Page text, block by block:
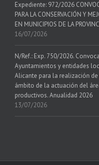
Expediente: 972/2026
PARA LA CONSERVACIÓN Y
EN MUNICIPIOS DE LA
16/07/2026
N/Ref.: Exp. 750/2026.
Ayuntamientos y entidades
Alicante para la realización
ámbito de la actuación del
productivos. Anualidad 2026
13/07/2026